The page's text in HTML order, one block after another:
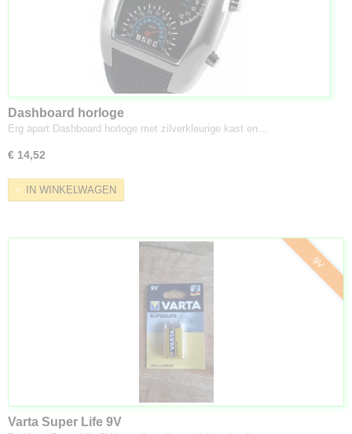
Dashboard horloge
Erg apart Dashboard horloge met zilverkleurige kast en…
€ 14,52
IN WINKELWAGEN
9V
Varta Super Life 9V